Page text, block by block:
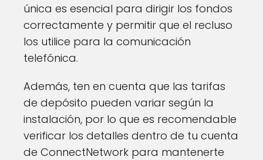
única es esencial para dirigir los fondos
correctamente y permitir que el recluso
los utilice para la comunicación
telefónica.
Además, ten en cuenta que las tarifas
de depósito pueden variar según la
instalación, por lo que es recomendable
verificar los detalles dentro de tu cuenta
de ConnectNetwork para mantenerte